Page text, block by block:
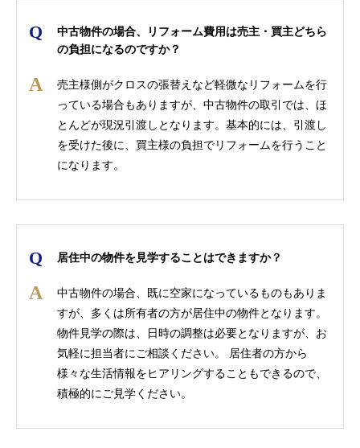
中古物件の場合、リフォーム費用は売主・買主どちら
の負担になるのですか？
売主様側がクロスの張替えなど軽微なリフォームを行
っている場合もありますが、中古物件の取引では、ほ
とんどが現況引渡しとなります。基本的には、引渡し
を受けた後に、買主様の負担でリフォームを行うこと
になります。
居住中の物件を見学することはできますか？
中古物件の場合、既に空家になっているものもありま
すが、多くは所有者の方が居住中の物件となります。
物件見学の際は、日時の調整は必要となりますが、お
気軽に担当者にご相談ください。 居住者の方から
様々な生活情報をヒアリングすることもできるので、
積極的にご見学ください。